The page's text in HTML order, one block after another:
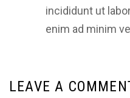
incididunt ut
enim ad minim
LEAVE A